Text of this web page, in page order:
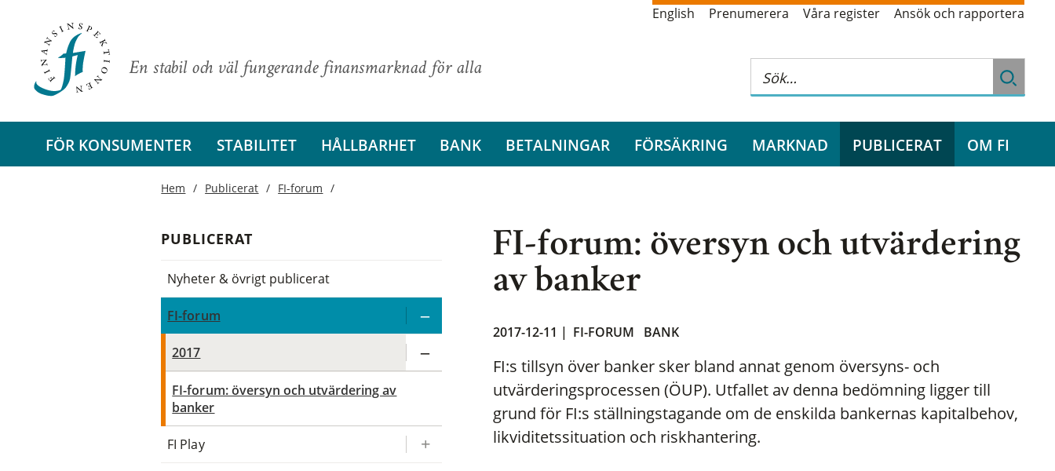
En stabil och väl fungerande finansmarknad för alla
English Prenumerera Våra register Ansök och rapportera
FÖR KONSUMENTER STABILITET HÅLLBARHET BANK BETALNINGAR FÖRSÄKRING MARKNAD PUBLICERAT OM FI
FI-forum: översyn och utvärdering
av banker
2017-12-11 | FI-FORUM BANK
FI:s tillsyn över banker sker bland annat genom översyns- och
utvärderingsprocessen (ÖUP). Utfallet av denna bedömning ligger till
grund för FI:s ställningstagande om de enskilda bankernas kapitalbehov,
likviditetssituation och riskhantering.
Hem Publicerat FI-forum
PUBLICERAT
Nyheter & övrigt publicerat
FI-forum
2017
FI-forum: översyn och utvärdering av
banker
FI Play